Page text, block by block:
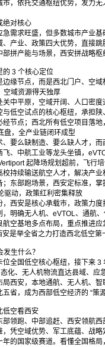
，依托交通枢纽优势，发力
绝对核心
需求旺盛，但多数城市产业
产业、政策四大优势，直接
拼产能与场景，西安拼战略
的 3 个核心定位
缘节点，而是西北门户、空
空域资源得天独厚
中平原，空域开阔、人口密
与低空试点的核心枢纽，承担
节点；西北所有低空项目落
盘，全产业链闭环成型
要么缺制造、要么缺人才，
、中航工业等龙头坐镇，
起降场规划超前，飞行
持续输送航空人才，解决产业
东部跑场景，西安定标准，
驱动，政策红利密集释放
西安是核心承载市，政策力度
明确无人机、eVTOL、通航
空基地多点布局，重点推进
安是举全省之力打造西北低空
生什么？
全国低空核心枢纽，接下来 3
化、无人机物流直达县域、
西安，本地通航、无人机、
省，成为西部低空经济的 “
低空看西安
领跑、中部追赶、西安领航西
凭空域优势、军工底蕴、战
的国家级赛道。看懂全国格